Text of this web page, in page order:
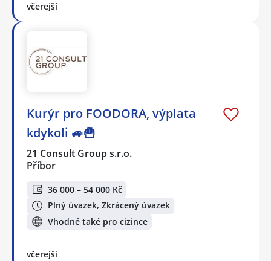
včerejší
Kurýr pro FOODORA, výplata
kdykoli 🚙🍟
21 Consult Group s.r.o.
Příbor
36 000 – 54 000 Kč
Plný úvazek, Zkrácený úvazek
Vhodné také pro cizince
včerejší